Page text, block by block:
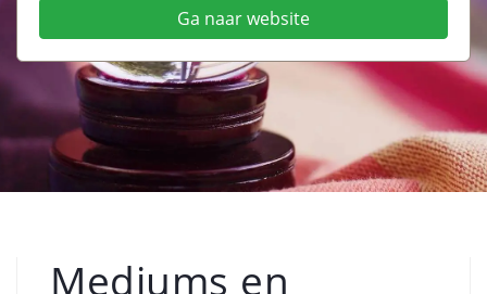
Ga naar website
Mediums en